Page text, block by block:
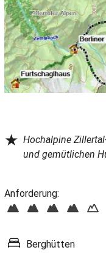
★ Hochalpine
und gemütlichen
Anforderung:
Berghütten